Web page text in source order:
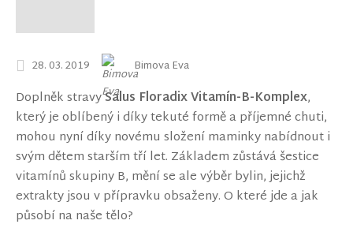
28. 03. 2019 Bimova Eva
Doplněk stravySalus Floradix Vitamín-B-Komplex,
který je oblíbený i díky tekuté formě a příjemné chuti,
mohou nyní díky novému složení maminky nabídnout i
svým dětem starším tří let. Základem zůstává šestice
vitamínů skupiny B, mění se ale výběr bylin, jejichž
extrakty jsou v přípravku obsaženy. O které jde a jak
působí na naše tělo?